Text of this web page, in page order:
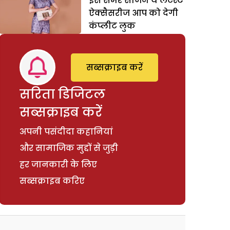
ऐक्सैसरीज आप को देगी
कंप्लीट लुक
सरिता डिजिटल
सब्सक्राइब करें
अपनी पसंदीदा कहानियां
और सामाजिक मुद्दों से जुड़ी
हर जानकारी के लिए
सब्सक्राइब करिए
सब्सक्राइब करें